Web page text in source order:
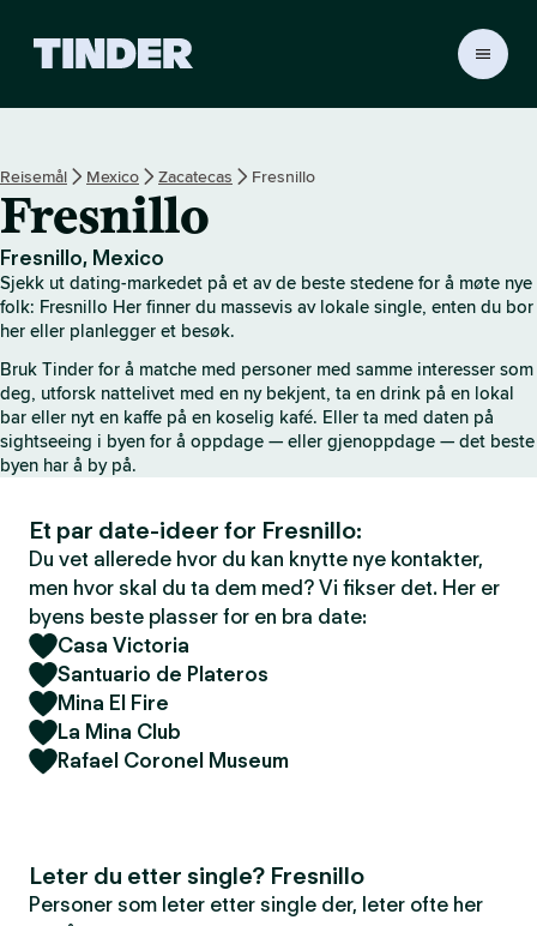
r
s
h
e
m
m
s
i
d
e
Reisemål Mexico Zacatecas Fresnillo
Fresnillo
Fresnillo, Mexico
Sjekk ut dating-markedet på et av de beste stedene for å møte nye
folk: Fresnillo Her finner du massevis av lokale single, enten du bor
her eller planlegger et besøk.
Bruk Tinder for å matche med personer med samme interesser som
deg, utforsk nattelivet med en ny bekjent, ta en drink på en lokal
bar eller nyt en kaffe på en koselig kafé. Eller ta med daten på
sightseeing i byen for å oppdage — eller gjenoppdage — det beste
byen har å by på.
Et par date-ideer for Fresnillo:
Du vet allerede hvor du kan knytte nye kontakter,
men hvor skal du ta dem med? Vi fikser det. Her er
byens beste plasser for en bra date:
Casa Victoria
Santuario de Plateros
Mina El Fire
La Mina Club
Rafael Coronel Museum
Leter du etter single? Fresnillo
Personer som leter etter single der, leter ofte her